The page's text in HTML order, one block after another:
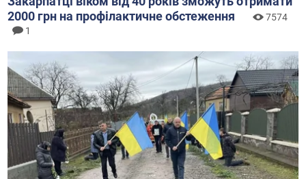
2000 грн на профілактичне обстеження
7574
1